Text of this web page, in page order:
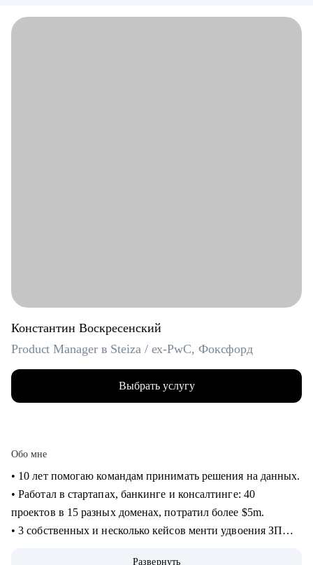
Константин Воскресенский
Product Manager в Steiza / ex-PwC, Фоксфорд
Выбрать услугу
Обо мне
• 10 лет помогаю командам принимать решения на данных.
• Работал в стартапах, банкинге и консалтинге: 40
проектов в 15 разных доменах, потратил более $5m.
• 3 собственных и несколько кейсов менти удвоения ЗП
Развернуть